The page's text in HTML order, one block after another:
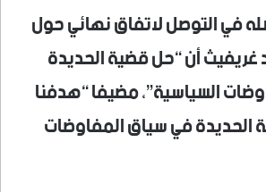
في التوصل لاتفاق نهائي حول
غريفيث أن “حل قضية الحديدة
السياسية”، مضيفا “هدفنا
في سياق المفاوضات